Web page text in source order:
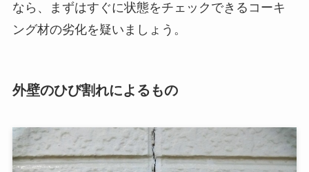
なら、まずはすぐに状態をチェックできるコーキ
ング材の劣化を疑いましょう。
外壁のひび割れによるもの